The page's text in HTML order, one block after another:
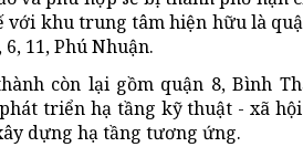
với khu trung tâm hiện hữu là
11, Phú Nhuận.
còn lại gồm quận 8, Bình
triển hạ tầng kỹ thuật - xã
dựng hạ tầng tương ứng.